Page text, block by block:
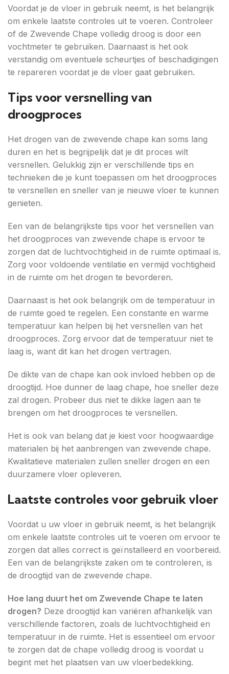
Voordat je de vloer in gebruik neemt, is het belangrijk
om enkele laatste controles uit te voeren. Controleer
of de Zwevende Chape volledig droog is door een
vochtmeter te gebruiken. Daarnaast is het ook
verstandig om eventuele scheurtjes of beschadigingen
te repareren voordat je de vloer gaat gebruiken.
Tips voor versnelling van
droogproces
Het drogen van de zwevende chape kan soms lang
duren en het is begrijpelijk dat je dit proces wilt
versnellen. Gelukkig zijn er verschillende tips en
technieken die je kunt toepassen om het droogproces
te versnellen en sneller van je nieuwe vloer te kunnen
genieten.
Een van de belangrijkste tips voor het versnellen van
het droogproces van zwevende chape is ervoor te
zorgen dat de luchtvochtigheid in de ruimte optimaal is.
Zorg voor voldoende ventilatie en vermijd vochtigheid
in de ruimte om het drogen te bevorderen.
Daarnaast is het ook belangrijk om de temperatuur in
de ruimte goed te regelen. Een constante en warme
temperatuur kan helpen bij het versnellen van het
droogproces. Zorg ervoor dat de temperatuur niet te
laag is, want dit kan het drogen vertragen.
De dikte van de chape kan ook invloed hebben op de
droogtijd. Hoe dunner de laag chape, hoe sneller deze
zal drogen. Probeer dus niet te dikke lagen aan te
brengen om het droogproces te versnellen.
Het is ook van belang dat je kiest voor hoogwaardige
materialen bij het aanbrengen van zwevende chape.
Kwalitatieve materialen zullen sneller drogen en een
duurzamere vloer opleveren.
Laatste controles voor gebruik vloer
Voordat u uw vloer in gebruik neemt, is het belangrijk
om enkele laatste controles uit te voeren om ervoor te
zorgen dat alles correct is geïnstalleerd en voorbereid.
Een van de belangrijkste zaken om te controleren, is
de droogtijd van de zwevende chape.
Hoe lang duurt het om Zwevende Chape te laten
drogen? Deze droogtijd kan variëren afhankelijk van
verschillende factoren, zoals de luchtvochtigheid en
temperatuur in de ruimte. Het is essentieel om ervoor
te zorgen dat de chape volledig droog is voordat u
begint met het plaatsen van uw vloerbedekking.